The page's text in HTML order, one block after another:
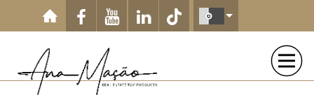
Passar para o conteúdo principal